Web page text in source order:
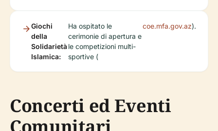
Giochi
della
Solidarietà
Islamica:
Ha ospitato le
cerimonie di apertura e
le competizioni multi-
sportive (
coe.mfa.gov.az).
Concerti ed Eventi